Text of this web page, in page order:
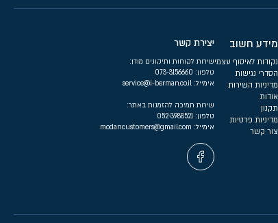
מידע חשוב
נקודות לאיסוף עצמי
הסדרי נגישות
מדיניות השירות
אודות
תקנון
מדיניות פרטיות
צור קשר
יצירת קשר
שירות לקוחות ותיקונים מודן:
טלפון:
אימייל:
שירות תמיכה להזמנות באתר:
טלפון:
אימייל: